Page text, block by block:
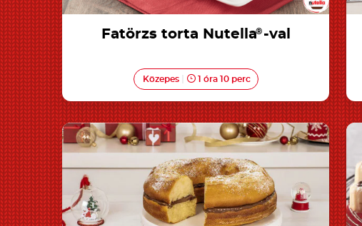
Fatörzs torta Nutella® -val
Közepes 1 óra 10 perc
Karácsonyi kuglóf Nutella<sup>®</sup>-val